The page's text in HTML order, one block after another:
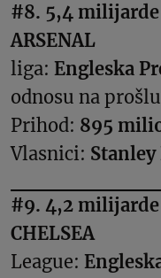
#8. 5,4
ARSENAL
liga: Engleska
odnosu na
Prihod: 895
Vlasnici:
#9. 4,2
CHELSEA
League: